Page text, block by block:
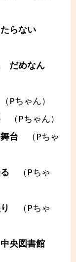
らない
だめなん
（Pちゃん）
（Pちゃん）
台 （Pちゃ
（Pちゃ
（Pちゃ
央図書館